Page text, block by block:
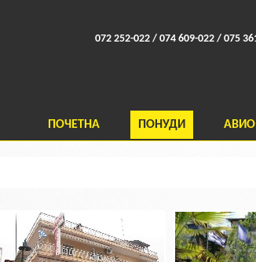
072 252-022 / 074 609-022 / 075
ПОЧЕТНА ПОНУДИ АВИО